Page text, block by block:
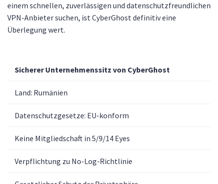
einem schnellen, zuverlässigen und datenschutzfreundlichen
VPN-Anbieter suchen, ist CyberGhost definitiv eine
Überlegung wert.
Sicherer Unternehmenssitz von CyberGhost
Land: Rumänien
Datenschutzgesetze: EU-konform
Keine Mitgliedschaft in 5/9/14 Eyes
Verpflichtung zu No-Log-Richtlinie